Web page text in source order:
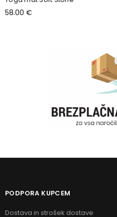
58.00 €
PODPORA KUPCEM
Dostava in strošek dostave